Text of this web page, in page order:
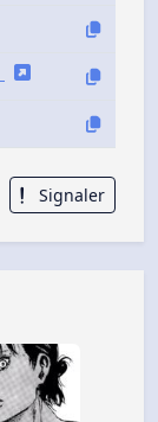
Signaler